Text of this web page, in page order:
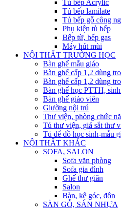
Tủ bếp Acrylic
Tủ bếp lamilate
Tủ bếp gỗ công
Phụ kiện tủ bếp
Bếp từ, bếp gas
Máy hút mùi
NỘI THẤT TRƯỜNG HỌC
Bàn ghế mẫu giáo
Bàn ghế cấp 1,2 dùng
Bàn ghế cấp 1,2 dùng
Bàn ghế học PTTH,
Bàn ghế giáo viên
Giường nội trú
Thư viện, phòng chức
Tủ thư viện, giá sắt thư
Tủ để đồ học sinh-mẫu
NỘI THẤT KHÁC
SOFA, SALON
Sofa văn phòng
Sofa gia đình
Ghế thư giãn
Salon
Bàn, kệ góc, đôn
SÀN GỖ, SÀN NHỰA